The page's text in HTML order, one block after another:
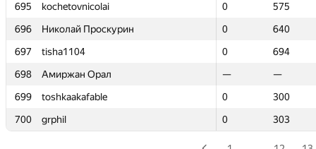
695
kochetovnicolai 0
575
696
Николай Проскурин 0
640
697
tisha1104 0
694
698
Амиржан Орал —
—
699
toshkaakafable 0
300
700
grphil 0 303
695
kochetovnicolai 0
575
696
Николай Проскурин 0
640
697
tisha1104 0
694
698
Амиржан Орал —
—
699
toshkaakafable 0
300
700
grphil 0 303